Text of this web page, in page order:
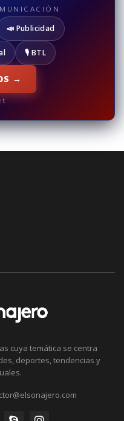
📣 Publicidad
🎙️ BTL
→
cuya temática se centra
deportes, tendencias y